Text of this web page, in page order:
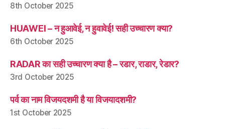
8th October 2025
HUAWEI – न हुआवेई, न हुवावेई! सही उच्चारण क्या?
6th October 2025
RADAR का सही उच्चारण क्या है – रडार, राडार, रेडार?
3rd October 2025
पर्व का नाम विजयदशमी है या विजयादशमी?
1st October 2025